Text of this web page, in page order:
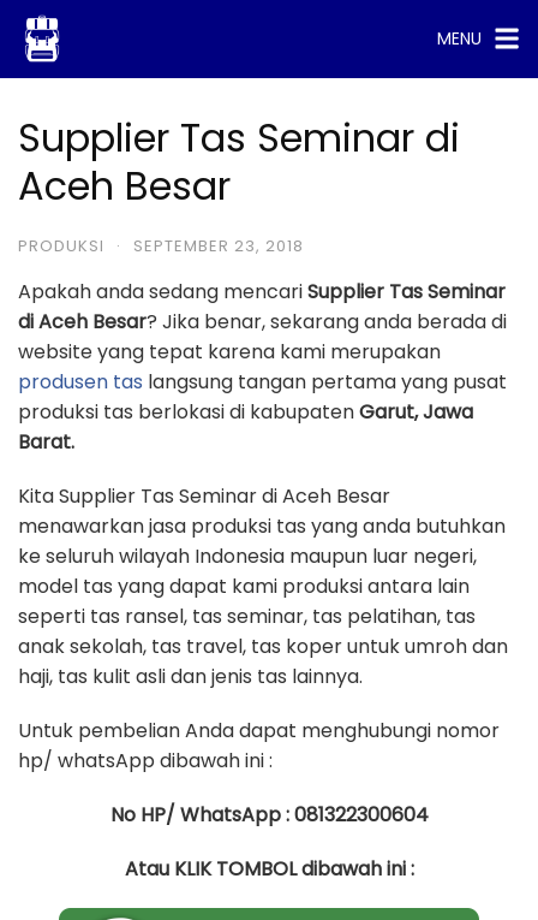
Skip
content
MENU
Supplier Tas Seminar di
Aceh Besar
PRODUKSI · SEPTEMBER 23, 2018
Apakah anda sedang mencariSupplier Tas Seminar
di Aceh Besar? Jika benar, sekarang anda berada di
website yang tepat karena kami merupakan
produsen tas langsung tangan pertama yang pusat
produksi tas berlokasi di kabupatenGarut, Jawa
Barat.
Kita Supplier Tas Seminar di Aceh Besar
menawarkan jasa produksi tas yang anda butuhkan
ke seluruh wilayah Indonesia maupun luar negeri,
model tas yang dapat kami produksi antara lain
seperti tas ransel, tas seminar, tas pelatihan, tas
anak sekolah, tas travel, tas koper untuk umroh dan
haji, tas kulit asli dan jenis tas lainnya.
Untuk pembelian Anda dapat menghubungi nomor
hp/ whatsApp dibawah ini :
No HP/ WhatsApp : 081322300604
Atau KLIK TOMBOL dibawah ini :